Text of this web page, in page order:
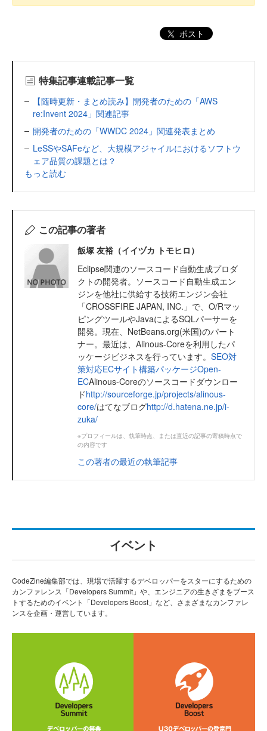
ポスト
特集記事連載記事一覧
【随時更新・まとめ読み】開発者のための「AWS
re:Invent 2024」関連記事
開発者のための「WWDC 2024」関連発表まとめ
LeSSやSAFeなど、大規模アジャイルにおけるソフトウ
ェア品質の課題とは？
もっと読む
この記事の著者
飯塚 友裕（イイヅカ トモヒロ）
Eclipse関連のソースコード自動生成プロダ
クトの開発者。ソースコード自動生成エン
ジンを他社に供給する技術エンジン会社
「CROSSFIRE JAPAN, INC.」で、O/Rマッ
ピングツールやJavaによるSQLパーサーを
開発。現在、NetBeans.org(米国)のパート
ナー。最近は、Alinous-Coreを利用したパ
ッケージビジネスを行っています。 SEO対
策対応ECサイト構築パッケージOpen-
ECAlinous-Coreのソースコードダウンロー
ドhttp://sourceforge.jp/projects/alinous-
core/はてなブログhttp://d.hatena.ne.jp/i-
zuka/
※プロフィールは、執筆時点、または直近の記事の寄稿時点で
の内容です
この著者の最近の執筆記事
イベント
CodeZine編集部では、現場で活躍するデベロッパーをスターにするための
カンファレンス「Developers Summit」や、エンジニアの生きざまをブース
トするためのイベント「Developers Boost」など、さまざまなカンファレ
ンスを企画・運営しています。